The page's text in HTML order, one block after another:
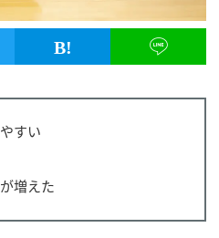
すい
増えた